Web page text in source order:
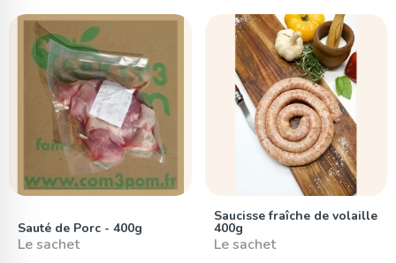
Sauté de Porc - 400g
Le sachet
Saucisse fraîche de volaille
400g
Le sachet